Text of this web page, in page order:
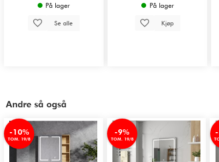
På lager
Se alle
På lager
Kjøp
Andre så også
-10%
TOM. 19/8
-9%
TOM. 19/8